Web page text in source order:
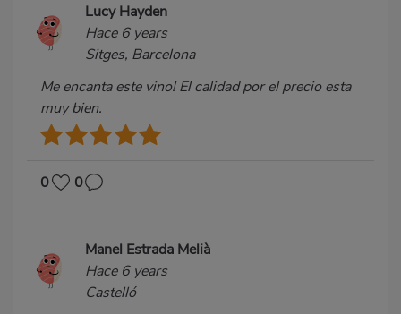
Lucy Hayden
Hace 6 years
Sitges, Barcelona
Me encanta este vino! El calidad por el precio esta
muy bien.
0 0
Manel Estrada Melià
Hace 6 years
Castelló